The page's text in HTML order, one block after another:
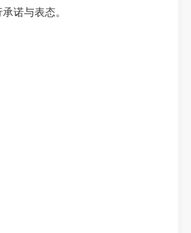
诺与表态。